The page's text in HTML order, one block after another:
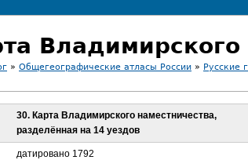
» Общегеографические атласы России » Русские
30. Карта Владимирского наместничества,
разделённая на 14 уездов
датировано 1792